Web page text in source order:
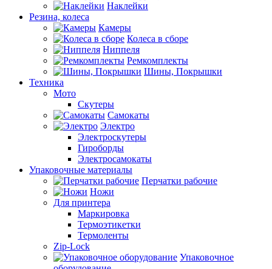
Наклейки
Резина, колеса
Камеры
Колеса в сборе
Ниппеля
Ремкомплекты
Шины, Покрышки
Техника
Мото
Скутеры
Самокаты
Электро
Электроскутеры
Гироборды
Электросамокаты
Упаковочные материалы
Перчатки рабочие
Ножи
Для принтера
Маркировка
Термоэтикетки
Термоленты
Zip-Lock
Упаковочное